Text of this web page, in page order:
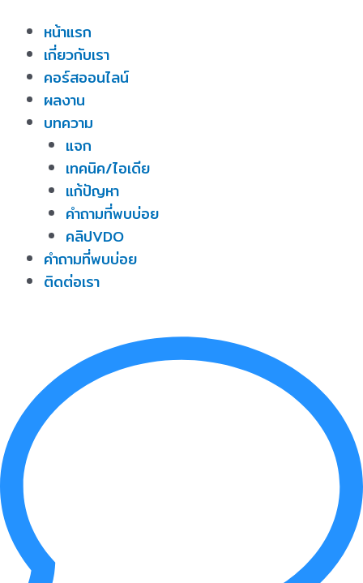
หน้าแรก
เกี่ยวกับเรา
คอร์สออนไลน์
ผลงาน
บทความ
แจก
เทคนิค/ไอเดีย
แก้ปัญหา
คำถามที่พบบ่อย
คลิปVDO
คำถามที่พบบ่อย
ติดต่อเรา